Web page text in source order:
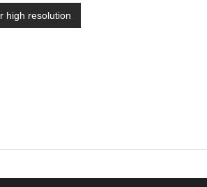
high resolution